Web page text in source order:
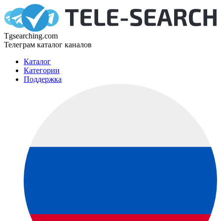
Tgsearching.com
Телеграм каталог каналов
Каталог
Категории
Поддержка